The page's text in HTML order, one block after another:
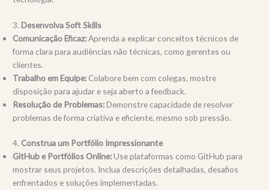
3.Desenvolva Soft Skills
Comunicação Eficaz:Aprenda a explicar conceitos técnicos de
forma clara para audiências não técnicas, como gerentes ou
clientes.
Trabalho em Equipe: Colabore bem com colegas, mostre
disposição para ajudar e seja aberto a feedback.
Resolução de Problemas:Demonstre capacidade de resolver
problemas de forma criativa e eficiente, mesmo sob pressão.
4. Construa um Portfólio Impressionante
GitHub e Portfólios Online:Use plataformas como GitHub para
mostrar seus projetos. Inclua descrições detalhadas, desafios
enfrentados e soluções implementadas.